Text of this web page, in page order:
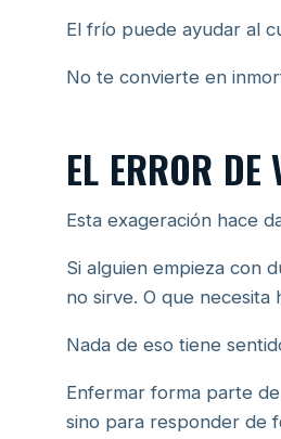
El frío puede ayudar al
No te convierte en
EL ERROR DE
Esta exageración hace
Si alguien empieza con
no sirve. O que necesita
Nada de eso tiene
Enfermar forma parte
sino para responder de